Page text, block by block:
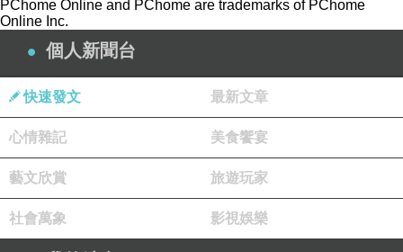
PChome Online and PChome are trademarks of PChome
Online Inc.
個人新聞台
快速發文 最新文章
心情雜記 美食饗宴
藝文欣賞 旅遊玩家
社會萬象 影視娛樂